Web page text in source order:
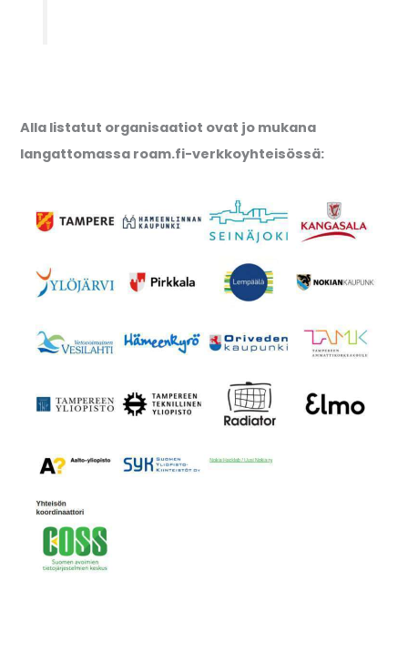
Alla listatut organisaatiot ovat jo mukana
langattomassa roam.fi-verkkoyhteisössä: